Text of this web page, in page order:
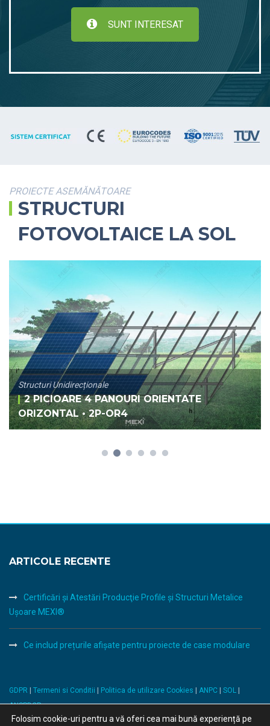
SUNT INTERESAT
PROIECTE ASEMĂNĂTOARE
STRUCTURI
FOTOVOLTAICE LA SOL
Structuri Unidirecționale
2 PICIOARE 4 PANOURI ORIENTATE
ORIZONTAL • 2P-OR4
ARTICOLE RECENTE
Certificări şi Atestări Producţie Profile şi Structuri Metalice
Uşoare MEXI®
Ce includ prețurile afișate pentru proiecte de case modulare
GDPR | Termeni si Conditii | Politica de utilizare Cookies | ANPC | SOL |
ANSPDCP
Folosim cookie-uri pentru a vă oferi cea mai bună experiență pe